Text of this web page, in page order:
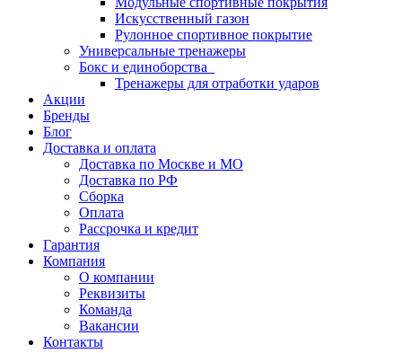
Искусственный газон
Рулонное спортивное покрытие
Универсальные тренажеры
Бокс и единоборства
Тренажеры для отработки ударов
Акции
Бренды
Блог
Доставка и оплата
Доставка по Москве и МО
Доставка по РФ
Сборка
Оплата
Рассрочка и кредит
Гарантия
Компания
О компании
Реквизиты
Команда
Вакансии
Контакты